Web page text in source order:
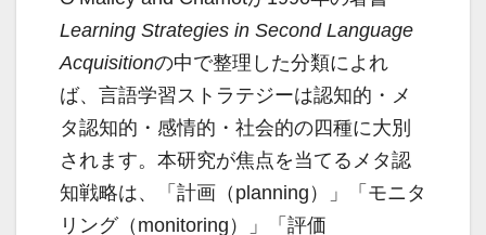
Learning Strategies in Second Language
Acquisitionの中で整理した分類によれ
ば、言語学習ストラテジーは認知的・メ
タ認知的・感情的・社会的の四種に大別
されます。本研究が焦点を当てるメタ認
知戦略は、「計画（planning）」「モニタ
リング（monitoring）」「評価